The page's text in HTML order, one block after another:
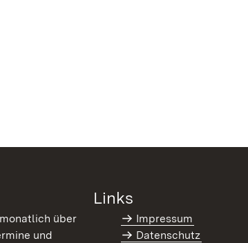
über
und
Links
Impressum
Datenschutz